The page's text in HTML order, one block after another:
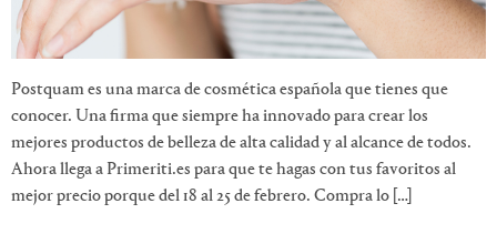
Postquam es una marca de cosmética española que tienes que
conocer. Una firma que siempre ha innovado para crear los
mejores productos de belleza de alta calidad y al alcance de todos.
Ahora llega a Primeriti.es para que te hagas con tus favoritos al
mejor precio porque del 18 al 25 de febrero. Compra lo […]